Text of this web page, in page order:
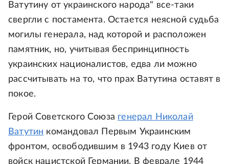
Ватутину от украинского народа" все-таки
свергли с постамента. Остается неясной судьба
могилы генерала, над которой и расположен
памятник, но, учитывая беспринципность
украинских националистов, едва ли можно
рассчитывать на то, что прах Ватутина оставят в
покое.
Герой Советского Союза генерал Николай
Ватутин командовал Первым Украинским
фронтом, освободившим в 1943 году Киев от
войск нацистской Германии. В феврале 1944